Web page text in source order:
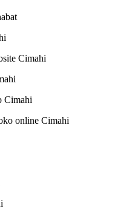
Cimahi
Cimahi
online Cimahi